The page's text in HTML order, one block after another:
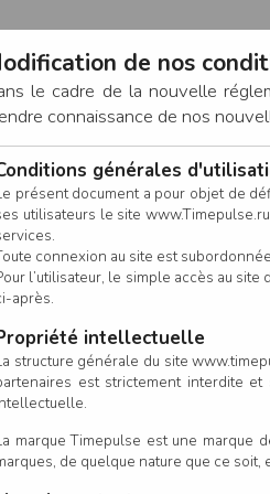
PUCE ACTIVE NOS SERVICES
de nos
le cadre de la nouvelle
connaissance de nos
générales
présent document a pour objet de
utilisateurs le site
connexion au site est
l’utilisateur, le simple accès au
après.
intellectuelle
structure générale du site
est strictement interdite
marque Timepulse est une marque
de quelque nature que ce